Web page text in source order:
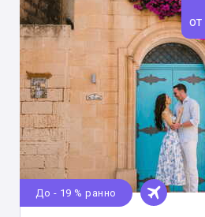
от
До - 19 % ранно